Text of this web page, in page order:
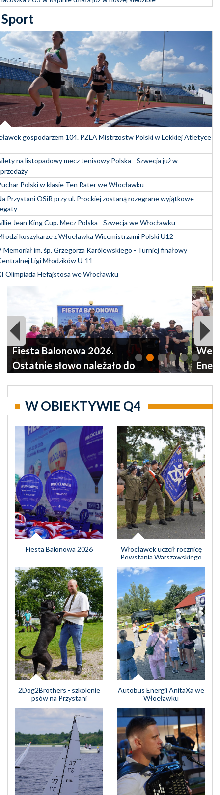
Sport
gospodarzem 104. PZLA Mistrzostw Polski w Lekkiej Atletyce
na listopadowy mecz tenisowy Polska - Szwecja już w
Polski w klasie Ten Rater we Włocławku
Przystani OSiR przy ul. Płockiej zostaną rozegrane wyjątkowe
Jean King Cup. Mecz Polska - Szwecja we Włocławku
koszykarze z Włocławka Wicemistrzami Polski U12
Memoriał im. śp. Grzegorza Karólewskiego - Turniej finałowy
Ligi Młodzików U-11
Olimpiada Hefajstosa we Włocławku
Fiesta Balonowa 2026.
Ostatnie słowo należało do
We
W OBIEKTYWIE Q4
Fiesta Balonowa 2026
Włocławek uczcił rocznicę
Powstania Warszawskiego
2Dog2Brothers - szkolenie
psów na Przystani
Autobus Energii AnitaXa we
Włocławku